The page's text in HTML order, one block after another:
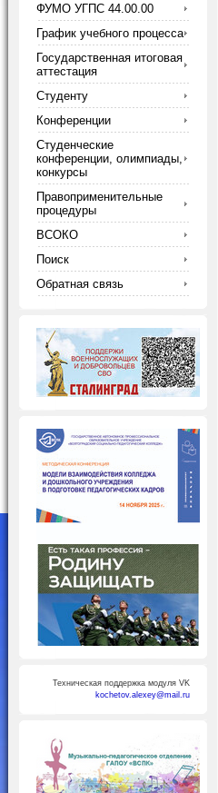
ФУМО УГПС 44.00.00
График учебного процесса
Государственная итоговая
аттестация
Студенту
Конференции
Студенческие
конференции, олимпиады,
конкурсы
Правоприменительные
процедуры
ВСОКО
Поиск
Обратная связь
Техническая поддержка модуля VK
kochetov.alexey@mail.ru